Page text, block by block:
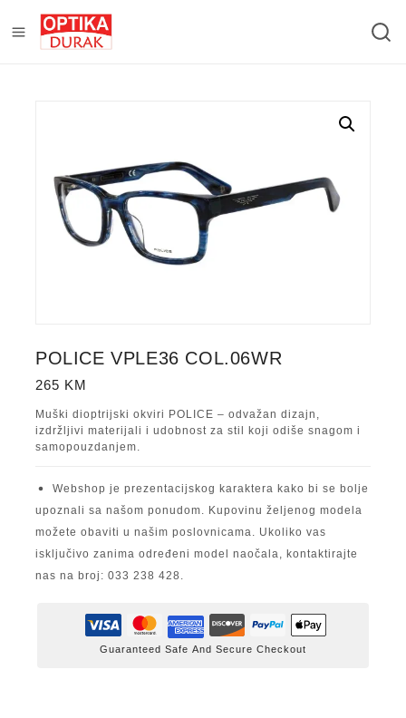
POLICE VPLE36 COL.06WR
265 KM
Muški dioptrijski okviri POLICE – odvažan dizajn,
izdržljivi materijali i udobnost za stil koji odiše snagom i
samopouzdanjem.
Webshop je prezentacijskog karaktera kako bi se bolje
upoznali sa našom ponudom. Kupovinu željenog modela
možete obaviti u našim poslovnicama. Ukoliko vas
isključivo zanima određeni model naočala, kontaktirajte
nas na broj: 033 238 428.
Guaranteed Safe And Secure Checkout